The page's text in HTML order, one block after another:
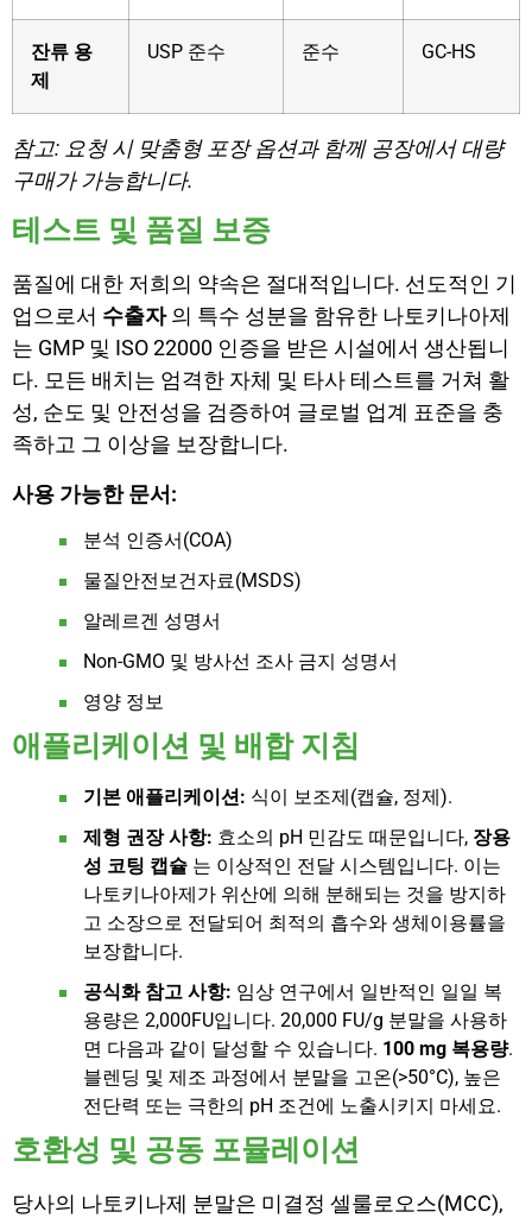
잔류 용
제
USP 준수 준수 GC-HS
참고: 요청 시 맞춤형 포장 옵션과 함께 공장에서 대량
구매가 가능합니다.
테스트 및 품질 보증
품질에 대한 저희의 약속은 절대적입니다. 선도적인 기
업으로서 수출자의 특수 성분을 함유한 나토키나아제
는 GMP 및 ISO 22000 인증을 받은 시설에서 생산됩니
다. 모든 배치는 엄격한 자체 및 타사 테스트를 거쳐 활
성, 순도 및 안전성을 검증하여 글로벌 업계 표준을 충
족하고 그 이상을 보장합니다.
사용 가능한 문서:
분석 인증서(COA)
물질안전보건자료(MSDS)
알레르겐 성명서
Non-GMO 및 방사선 조사 금지 성명서
영양 정보
애플리케이션 및 배합 지침
기본 애플리케이션: 식이 보조제(캡슐, 정제).
제형 권장 사항: 효소의 pH 민감도 때문입니다, 장용
성 코팅 캡슐 는 이상적인 전달 시스템입니다. 이는
나토키나아제가 위산에 의해 분해되는 것을 방지하
고 소장으로 전달되어 최적의 흡수와 생체이용률을
보장합니다.
공식화 참고 사항: 임상 연구에서 일반적인 일일 복
용량은 2,000FU입니다. 20,000 FU/g 분말을 사용하
면 다음과 같이 달성할 수 있습니다. 100 mg 복용량.
블렌딩 및 제조 과정에서 분말을 고온(>50°C), 높은
전단력 또는 극한의 pH 조건에 노출시키지 마세요.
호환성 및 공동 포뮬레이션
당사의 나토키나제 분말은 미결정 셀룰로오스(MCC),